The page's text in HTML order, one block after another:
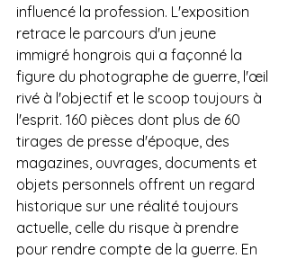
influencé la profession. L'exposition
retrace le parcours d'un jeune
immigré hongrois qui a façonné la
figure du photographe de guerre, l'œil
rivé à l'objectif et le scoop toujours à
l'esprit. 160 pièces dont plus de 60
tirages de presse d'époque, des
magazines, ouvrages, documents et
objets personnels offrent un regard
historique sur une réalité toujours
actuelle, celle du risque à prendre
pour rendre compte de la guerre. En